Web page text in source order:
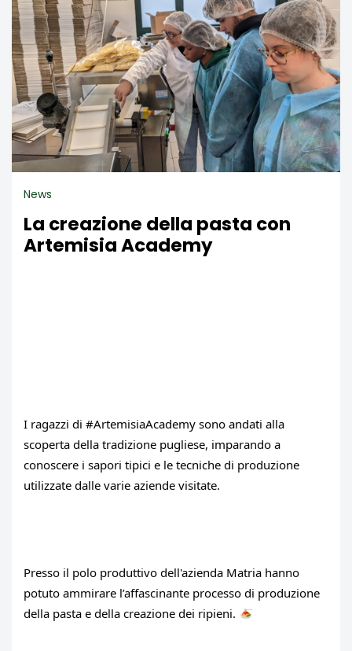
News
La creazione della pasta con
Artemisia Academy
I ragazzi di #ArtemisiaAcademy sono andati alla
scoperta della tradizione pugliese, imparando a
conoscere i sapori tipici e le tecniche di produzione
utilizzate dalle varie aziende visitate.
Presso il polo produttivo dell'azienda Matria hanno
potuto ammirare l’affascinante processo di produzione
della pasta e della creazione dei ripieni.